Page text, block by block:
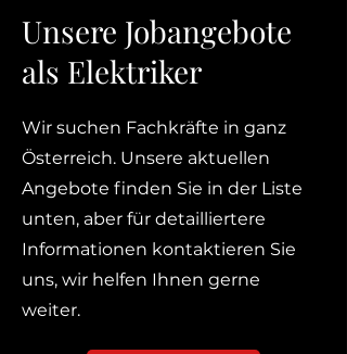
Unsere Jobangebote
als Elektriker
Wir suchen Fachkräfte in ganz
Österreich. Unsere aktuellen
Angebote finden Sie in der Liste
unten, aber für detailliertere
Informationen kontaktieren Sie
uns, wir helfen Ihnen gerne
weiter.